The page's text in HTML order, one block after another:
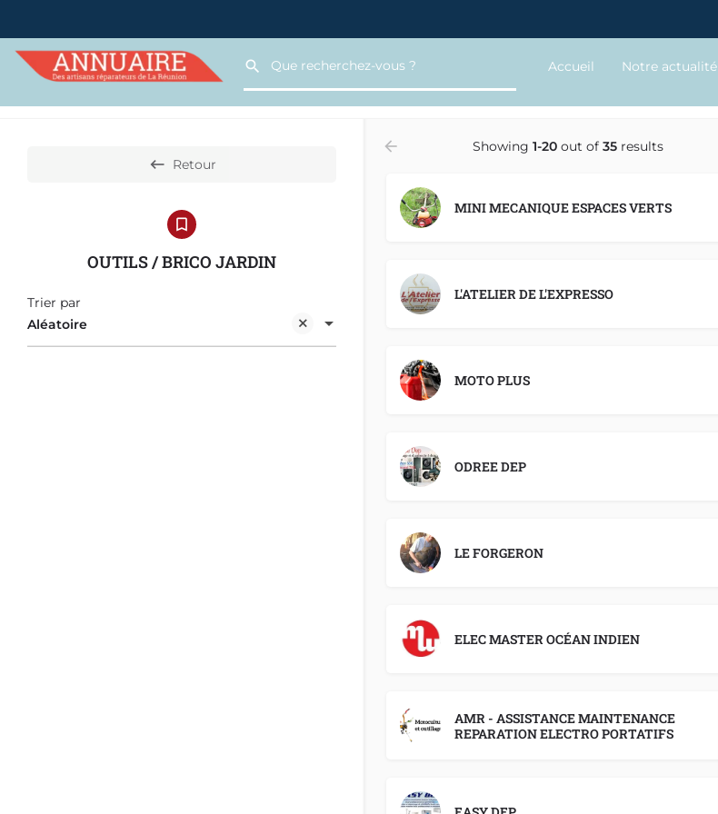
Accueil Notre actualité
Retour
OUTILS / BRICO JARDIN
Aléatoire
Trier par
Showing 1-20 out of 35 results
MINI MECANIQUE ESPACES VERTS
L'ATELIER DE L'EXPRESSO
MOTO PLUS
ODREE DEP
LE FORGERON
ELEC MASTER OCÉAN INDIEN
AMR - ASSISTANCE MAINTENANCE
REPARATION ELECTRO PORTATIFS